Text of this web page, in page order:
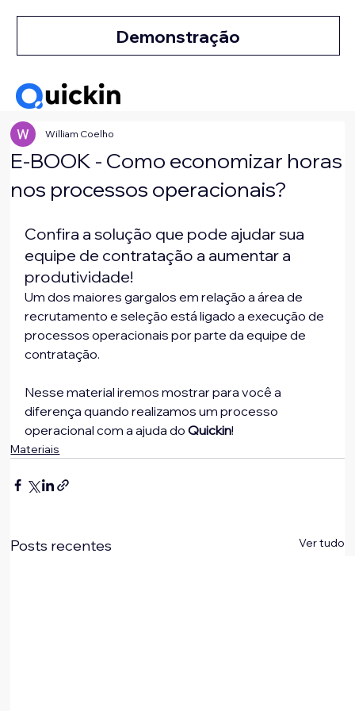
Demonstração
E-BOOK - Como economizar horas
nos processos operacionais?
William Coelho
Confira a solução que pode ajudar sua
equipe de contratação a aumentar a
produtividade!
Um dos maiores gargalos em relação a área de
recrutamento e seleção está ligado a execução de
processos operacionais por parte da equipe de
contratação.
﻿Nesse material iremos mostrar para você a
diferença quando realizamos um processo
operacional com a ajuda do Quickin!
Materiais
Posts recentes Ver tudo